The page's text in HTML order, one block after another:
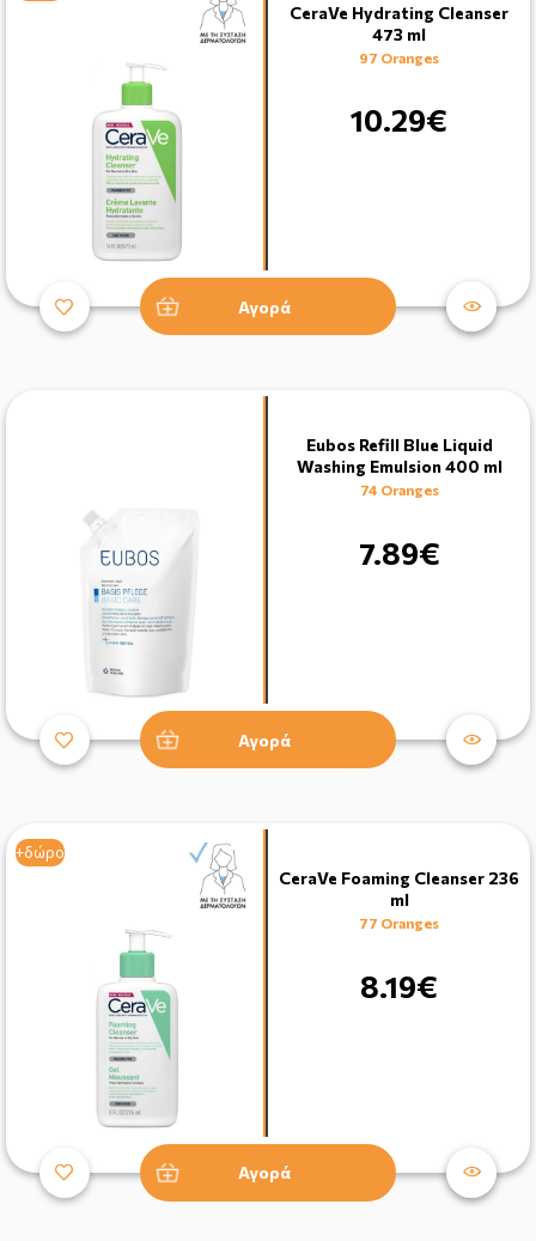
CeraVe Hydrating Cleanser
473 ml
97 Oranges
10.29€
Αγορά
Eubos Refill Blue Liquid
Washing Emulsion 400 ml
74 Oranges
7.89€
Αγορά
+δώρο
CeraVe Foaming Cleanser 236
ml
77 Oranges
8.19€
Αγορά